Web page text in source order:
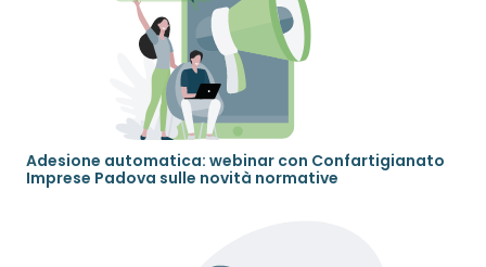
Adesione automatica: webinar con Confartigianato
Imprese Padova sulle novità normative